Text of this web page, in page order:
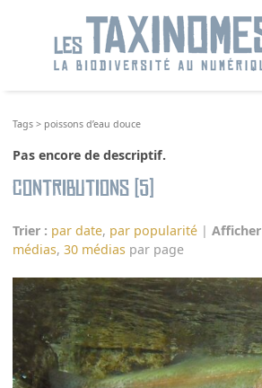
Tags > poissons d’eau douce
Pas encore de descriptif.
Contributions (5)
Trier : par date, par popularité |Afficher
médias,30 médias par page